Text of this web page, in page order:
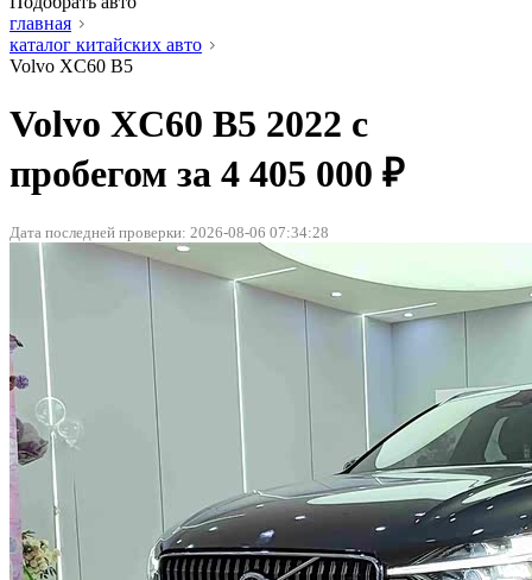
главная
каталог китайских авто
Volvo XC60 B5
Volvo XC60 B5 2022 с
пробегом за 4 405 000 ₽
Дата последней проверки: 2026-08-06 07:34:28